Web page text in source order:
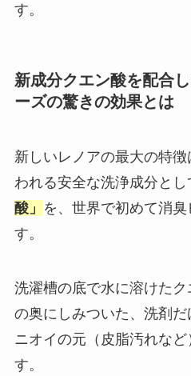
す。
新成分クエン酸を配合
ーズの驚きの効果とは
新しいレノアの最大の特
われる安全な洗浄成分とし
酸」 を、世界で初めて消
す。
洗濯槽の底で水に溶けた
の奥にしみついた、洗剤
ニオイの元（皮脂汚れな
す。